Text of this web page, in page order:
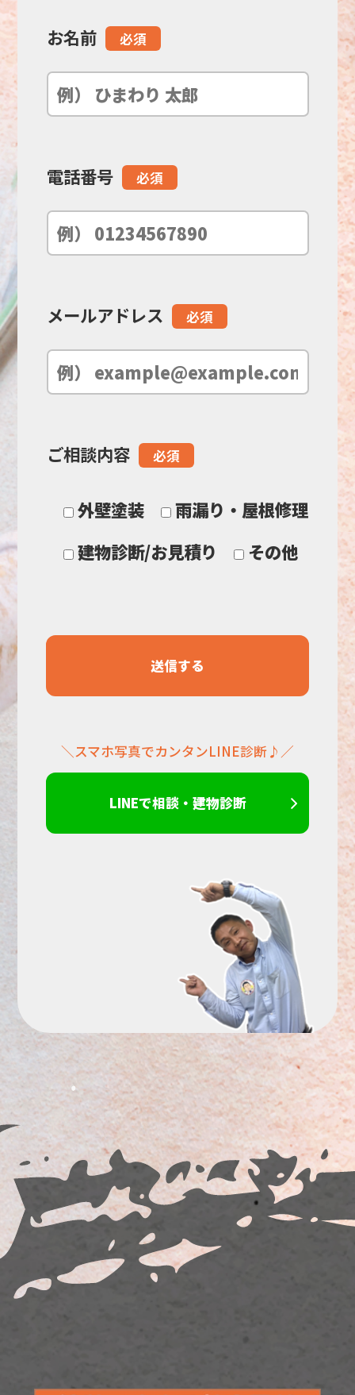
こ
の
フ
ル
空
ま
お名前 必須
電話番号 必須
メールアドレス 必須
ご相談内容 必須
外壁塗装
雨漏り・屋根修理
建物診断/お見積り
その他
＼スマホ写真でカンタンLINE診断♪／
LINEで相談・建物診断